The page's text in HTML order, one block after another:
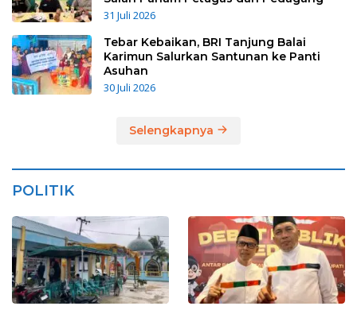
31 Juli 2026
Tebar Kebaikan, BRI Tanjung Balai
Karimun Salurkan Santunan ke Panti
Asuhan
30 Juli 2026
Selengkapnya
POLITIK